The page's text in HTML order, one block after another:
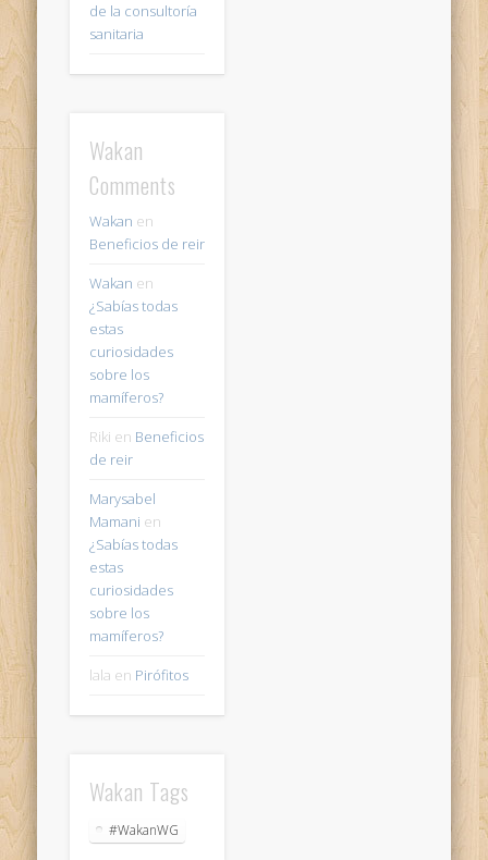
de la consultoría
sanitaria
Wakan
Comments
Wakan en
Beneficios de reir
Wakan en
¿Sabías todas
estas
curiosidades
sobre los
mamíferos?
Riki en Beneficios
de reir
Marysabel
Mamani en
¿Sabías todas
estas
curiosidades
sobre los
mamíferos?
lala en Pirófitos
Wakan Tags
#WakanWG